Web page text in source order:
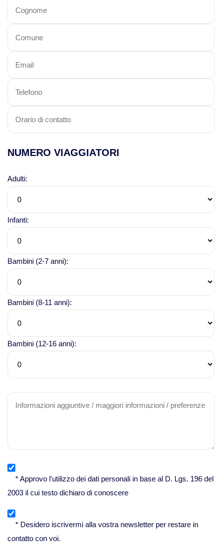
NUMERO VIAGGIATORI
Adulti:
Infanti:
Bambini (2-7 anni):
Bambini (8-11 anni):
Bambini (12-16 anni):
* Approvo l'utilizzo dei dati personali in base al D. Lgs. 196 del
2003 il cui testo dichiaro di conoscere
* Desidero iscrivermi alla vostra newsletter per restare in
contatto con voi.